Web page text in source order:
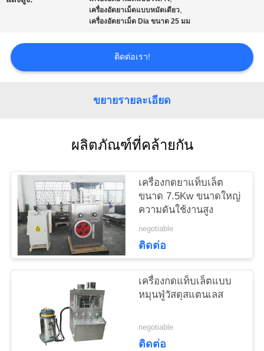
เรา
ขอ
ใบ
เสนอ
ราคา
แผนผัง
เว็บไซต์
เครื่องอัดยาเม็ดแบบหมัดเดียว,
เครื่องอัดยาเม็ด Dia ขนาด 25 มม
ติดต่อเรา!
ขยายรายละเอียด
ผลิตภัณฑ์ที่คล้ายกัน
เครื่องกดยาแท็บเล็ต
ขนาด 7.5Kw ขนาดใหญ่
ความดันใช้งานสูง
negotiable
ติดต่อ
เครื่องกดแท็บเล็ตแบบ
หมุนฟู่วัสดุสแตนเลส
negotiable
ติดต่อ